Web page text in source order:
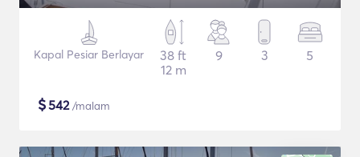
Kapal Pesiar Berlayar
38 ft
12 m
9 3 5
$542/malam